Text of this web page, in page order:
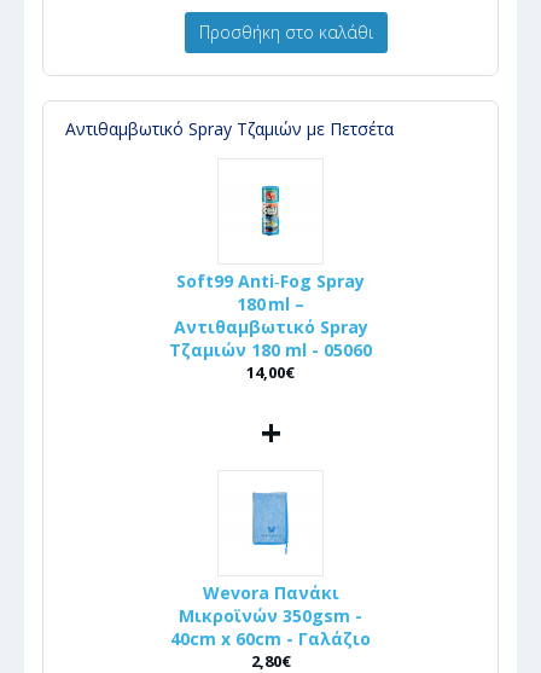
Προσθήκη στο καλάθι
Αντιθαμβωτικό Spray Τζαμιών με Πετσέτα
Soft99 Anti‑Fog Spray
180 ml –
Αντιθαμβωτικό Spray
Τζαμιών 180 ml - 05060
14,00€
+
Wevora Πανάκι
Μικροϊνών 350gsm -
40cm x 60cm - Γαλάζιο
2,80€